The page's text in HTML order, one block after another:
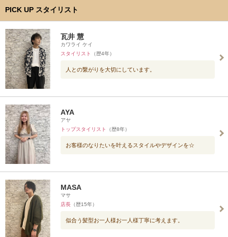
PICK UP スタイリスト
瓦井 慧
カワライ ケイ
スタイリスト
（歴4年）
人との繋がりを大切にしています。
AYA
アヤ
トップスタイリスト
（歴8年）
お客様のなりたいを叶えるスタイルやデザインを☆
MASA
マサ
店長 （歴15年）
似合う髪型お一人様お一人様丁寧に考えます。